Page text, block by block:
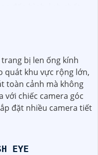
mọi chi tiết. Với công
phát hiện và loại bỏ
minh khác như
Đầu ghi Turbo
an ninh hiệu quả cho
bị len ống kính
quát khu vực rộng lớn,
toàn cảnh mà không
với chiếc camera góc
đặt nhiều camera tiết
EYE